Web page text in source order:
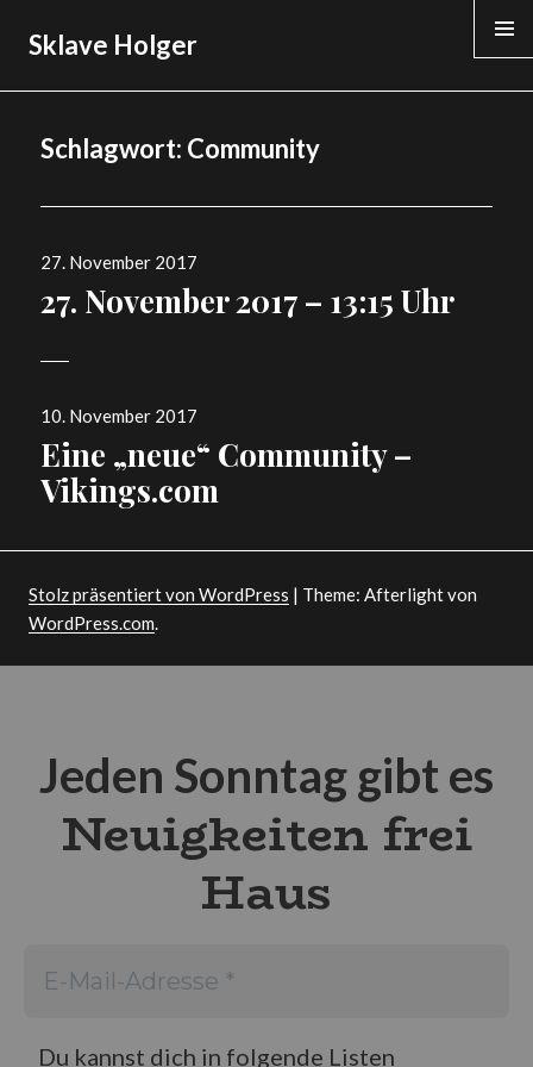
Sklave Holger
Schlagwort: Community
Veröffentlicht
27. November 2017
27. November 2017 – 13:15 Uhr
Veröffentlicht
am
10. November 2017
Eine „neue“ Community –
Vikings.com
Stolz präsentiert von WordPress | Theme: Afterlight von
WordPress.com.
Jeden Sonntag gibt es
Neuigkeiten frei
Haus
Du kannst dich in folgende Listen